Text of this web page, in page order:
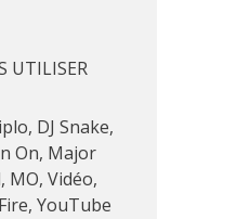
UTILISER
, DJ Snake,
On, Major
, MO, Vidéo,
, YouTube